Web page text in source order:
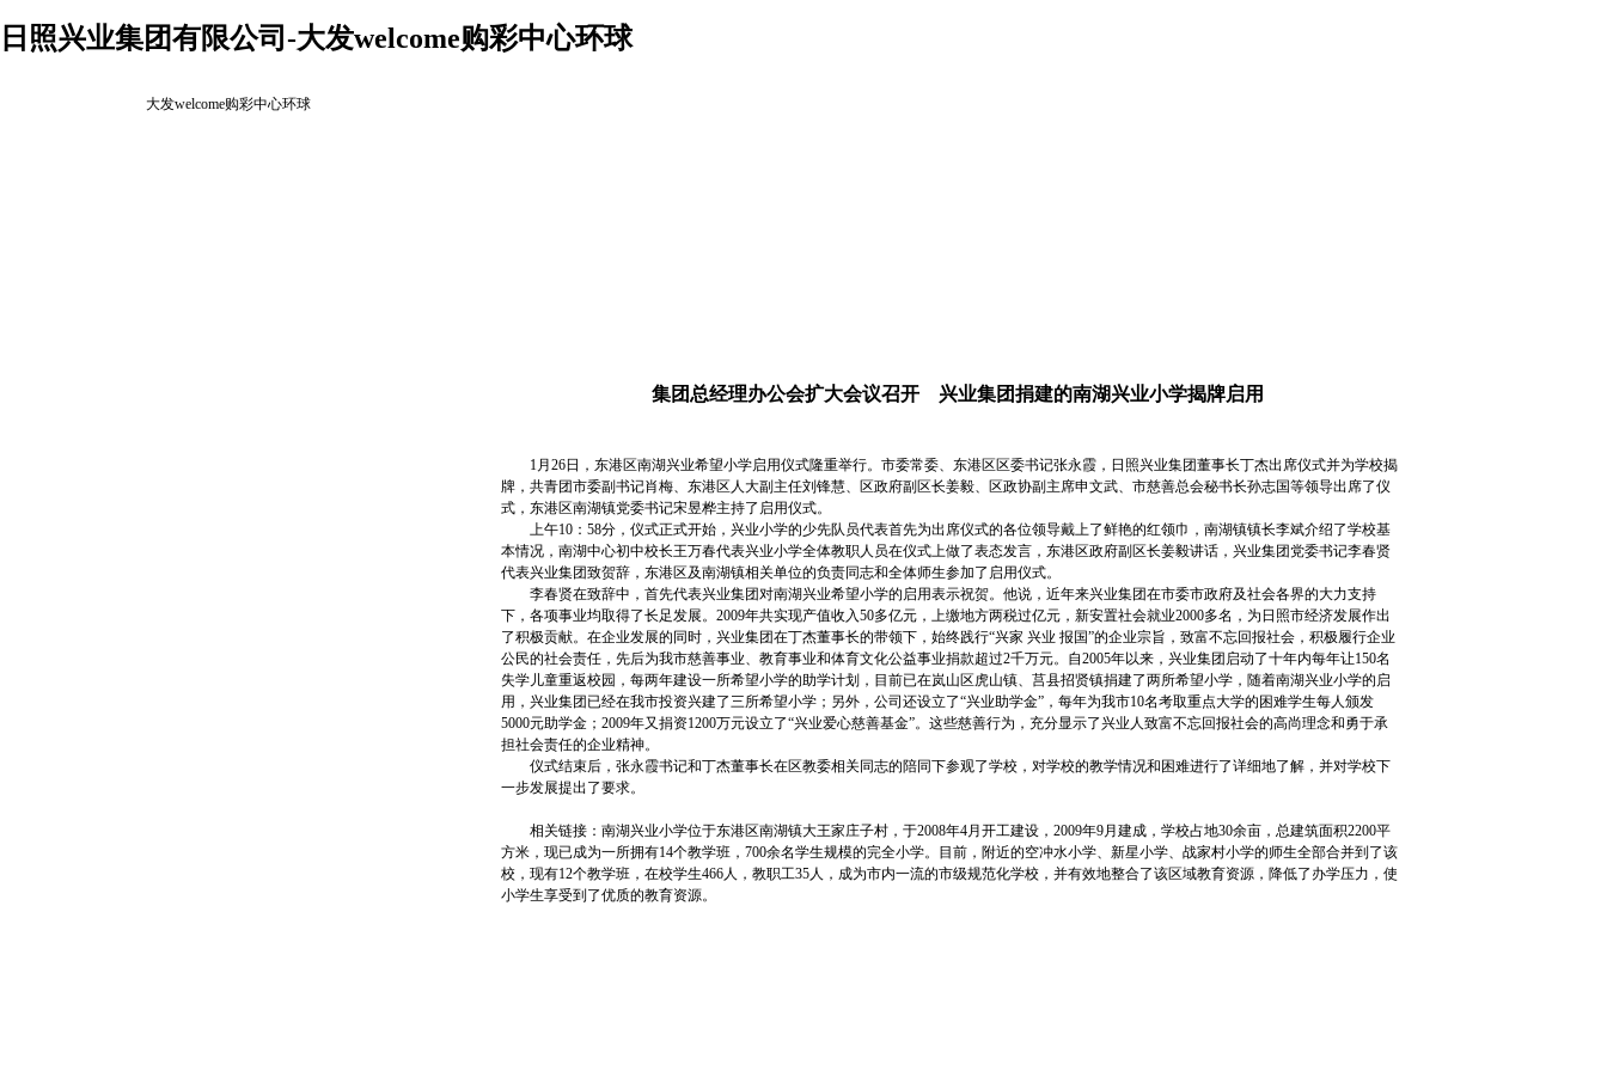
日照兴业集团有限公司-大发welcome购彩中心环球
大发welcome购彩中心环球
集团总经理办公会扩大会议召开 兴业集团捐建的南湖兴业小学揭牌启用
1月26日，东港区南湖兴业希望小学启用仪式隆重举行。市委常委、东港区区委书记张永霞，日照兴业集团董事长丁杰出席仪式并为学校揭
牌，共青团市委副书记肖梅、东港区人大副主任刘锋慧、区政府副区长姜毅、区政协副主席申文武、市慈善总会秘书长孙志国等领导出席了仪
式，东港区南湖镇党委书记宋昱桦主持了启用仪式。
上午10：58分，仪式正式开始，兴业小学的少先队员代表首先为出席仪式的各位领导戴上了鲜艳的红领巾，南湖镇镇长李斌介绍了学校基
本情况，南湖中心初中校长王万春代表兴业小学全体教职人员在仪式上做了表态发言，东港区政府副区长姜毅讲话，兴业集团党委书记李春贤
代表兴业集团致贺辞，东港区及南湖镇相关单位的负责同志和全体师生参加了启用仪式。
李春贤在致辞中，首先代表兴业集团对南湖兴业希望小学的启用表示祝贺。他说，近年来兴业集团在市委市政府及社会各界的大力支持
下，各项事业均取得了长足发展。2009年共实现产值收入50多亿元，上缴地方两税过亿元，新安置社会就业2000多名，为日照市经济发展作出
了积极贡献。在企业发展的同时，兴业集团在丁杰董事长的带领下，始终践行“兴家 兴业 报国”的企业宗旨，致富不忘回报社会，积极履行企业
公民的社会责任，先后为我市慈善事业、教育事业和体育文化公益事业捐款超过2千万元。自2005年以来，兴业集团启动了十年内每年让150名
失学儿童重返校园，每两年建设一所希望小学的助学计划，目前已在岚山区虎山镇、莒县招贤镇捐建了两所希望小学，随着南湖兴业小学的启
用，兴业集团已经在我市投资兴建了三所希望小学；另外，公司还设立了“兴业助学金”，每年为我市10名考取重点大学的困难学生每人颁发
5000元助学金；2009年又捐资1200万元设立了“兴业爱心慈善基金”。这些慈善行为，充分显示了兴业人致富不忘回报社会的高尚理念和勇于承
担社会责任的企业精神。
仪式结束后，张永霞书记和丁杰董事长在区教委相关同志的陪同下参观了学校，对学校的教学情况和困难进行了详细地了解，并对学校下
一步发展提出了要求。
相关链接：南湖兴业小学位于东港区南湖镇大王家庄子村，于2008年4月开工建设，2009年9月建成，学校占地30余亩，总建筑面积2200平
方米，现已成为一所拥有14个教学班，700余名学生规模的完全小学。目前，附近的空冲水小学、新星小学、战家村小学的师生全部合并到了该
校，现有12个教学班，在校学生466人，教职工35人，成为市内一流的市级规范化学校，并有效地整合了该区域教育资源，降低了办学压力，使
小学生享受到了优质的教育资源。